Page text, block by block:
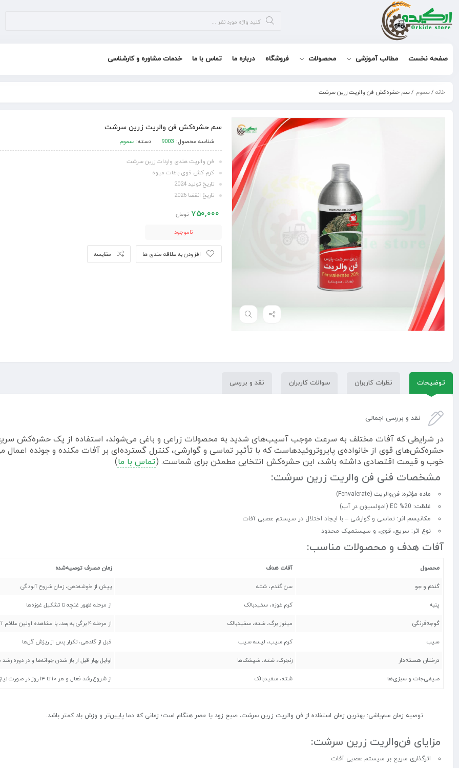
صفحه نخست مطالب آموزشی محصولات فروشگاه درباره ما تماس با ما خدمات مشاوره و کارشناسی
خانه /سموم / سم حشره‌کش فن والریت زرین سرشت
سم حشره‌کش فن والریت زرین سرشت
شناسه محصول: 9003 دسته: سموم
فن والریت هندی واردات زرین سرشت
کرم کش قوی باغات میوه
تاریخ تولید 2024
تاریخ انقضا 2026
750,000 تومان
ناموجود
مقایسه افزودن به علاقه مندی ها
توضیحات نظرات کاربران سوالات کاربران نقد و بررسی
نقد و بررسی اجمالی
در شرایطی که آفات مختلف به سرعت موجب آسیب‌های شدید به محصولات زراعی و باغی می‌شوند، استفاده از یک حشره‌کش
حشره‌کش‌های قوی از خانواده‌ی پایروتروئیدهاست که با تأثیر تماسی و گوارشی، کنترل گسترده‌ای بر آفات مکنده و جونده اعمال
خوب و قیمت اقتصادی داشته باشد، این حشره‌کش انتخابی مطمئن برای شماست. (تماس با ما)
مشخصات فنی فن والریت زرین سرشت:
ماده مؤثره: فن‌والریت (Fenvalerate)
غلظت:
مکانیسم اثر: تماسی و گوارشی – با ایجاد اختلال در سیستم عصبی آفات
نوع اثر: سریع، قوی، و سیستمیک محدود
آفات هدف و محصولات مناسب:
محصول آفات هدف زمان مصرف توصیه‌شده
گندم و جو سن گندم، شته پیش از خوشه‌دهی، زمان شروع آلودگی
پنبه کرم غوزه، سفیدبالک از مرحله ظهور غنچه تا تشکیل غوزه‌ها
گوجه‌فرنگی مینوز برگ، شته، سفیدبالک از مرحله ۴ برگی به بعد، با مشاهده اولین علائم آفت
سیب کرم سیب، لیسه سیب قبل از گلدهی، تکرار پس از ریزش گل‌ها
درختان هسته‌دار زنجرک، شته، شپشک‌ها اوایل بهار قبل از باز شدن جوانه‌ها و در دوره
صیفی‌جات و سبزی‌ها شته، سفیدبالک از شروع رشد فعال و هر ۱۰ تا ۱۴ روز در صورت نیاز
توصیه زمان سم‌پاشی: بهترین زمان استفاده از فن والریت زرین سرشت، صبح زود یا عصر هنگام است؛ زمانی که دما پایین‌تر و وزش باد کمتر باشد.
مزایای فن‌والریت زرین سرشت:
اثرگذاری سریع بر سیستم عصبی آفات